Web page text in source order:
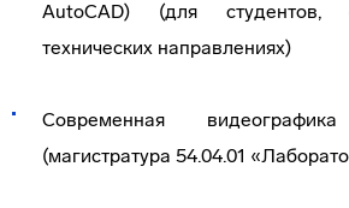
AutoCAD) (для студентов,
технических направлениях)
Современная
(магистратура 54.04.01